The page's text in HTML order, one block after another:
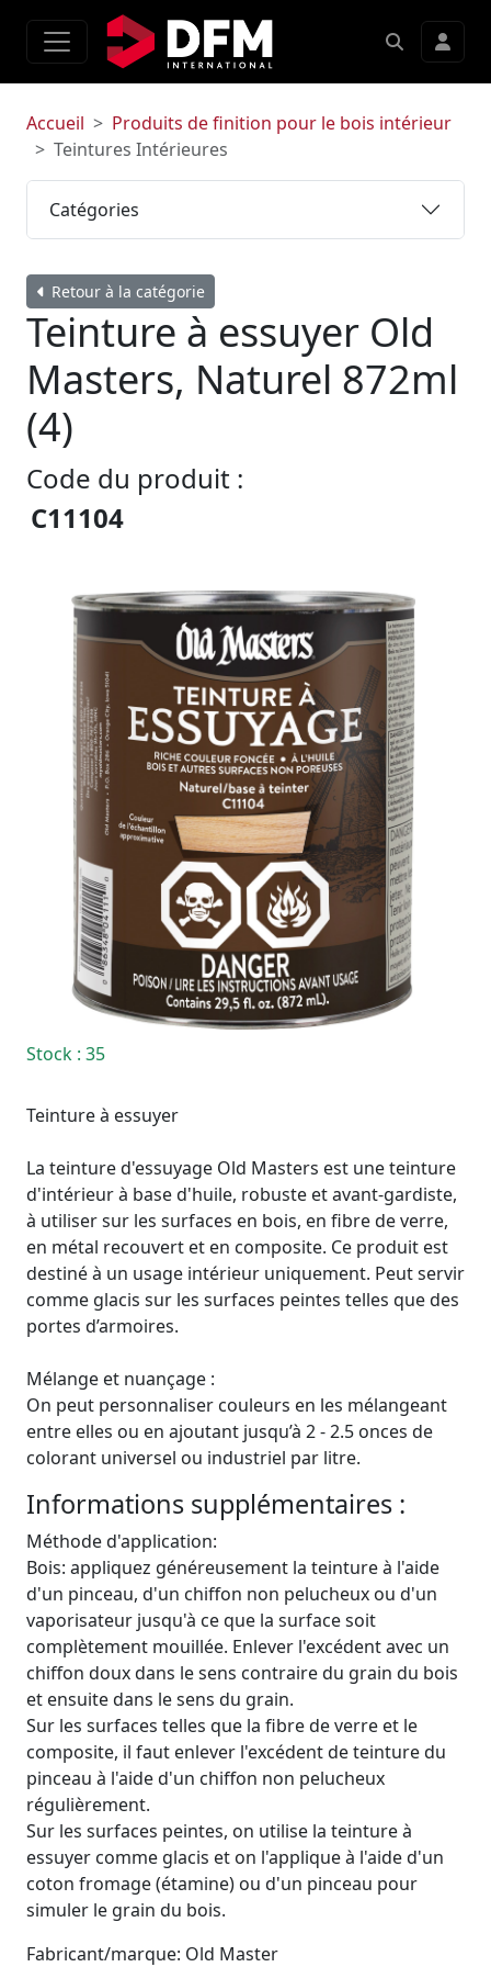
Catégories
Accueil
Produits de finition pour le bois intérieur
Teintures Intérieures
Retour à la catégorie
Teinture à essuyer Old
Masters, Naturel 872ml
(4)
Code du produit :
C11104
Stock : 35
Teinture à essuyer
La teinture d'essuyage Old Masters est une teinture
d'intérieur à base d'huile, robuste et avant-gardiste,
à utiliser sur les surfaces en bois, en fibre de verre,
en métal recouvert et en composite. Ce produit est
destiné à un usage intérieur uniquement. Peut servir
comme glacis sur les surfaces peintes telles que des
portes d’armoires.
Mélange et nuançage :
On peut personnaliser couleurs en les mélangeant
entre elles ou en ajoutant jusqu’à 2 - 2.5 onces de
colorant universel ou industriel par litre.
Informations supplémentaires :
Méthode d'application:
Bois: appliquez généreusement la teinture à l'aide
d'un pinceau, d'un chiffon non pelucheux ou d'un
vaporisateur jusqu'à ce que la surface soit
complètement mouillée. Enlever l'excédent avec un
chiffon doux dans le sens contraire du grain du bois
et ensuite dans le sens du grain.
Sur les surfaces telles que la fibre de verre et le
composite, il faut enlever l'excédent de teinture du
pinceau à l'aide d'un chiffon non pelucheux
régulièrement.
Sur les surfaces peintes, on utilise la teinture à
essuyer comme glacis et on l'applique à l'aide d'un
coton fromage (étamine) ou d'un pinceau pour
simuler le grain du bois.
Fabricant/marque: Old Master